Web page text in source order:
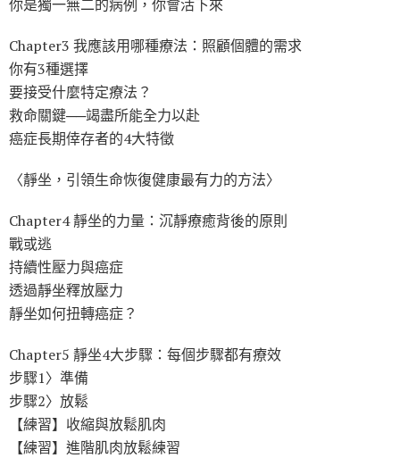
你是獨一無二的病例，你會活下來
Chapter3 我應該用哪種療法：照顧個體的需求
你有3種選擇
要接受什麼特定療法？
救命關鍵──竭盡所能全力以赴
癌症長期倖存者的4大特徵
〈靜坐，引領生命恢復健康最有力的方法〉
Chapter4 靜坐的力量：沉靜療癒背後的原則
戰或逃
持續性壓力與癌症
透過靜坐釋放壓力
靜坐如何扭轉癌症？
Chapter5 靜坐4大步驟：每個步驟都有療效
步驟1〉準備
步驟2〉放鬆
【練習】收縮與放鬆肌肉
【練習】進階肌肉放鬆練習